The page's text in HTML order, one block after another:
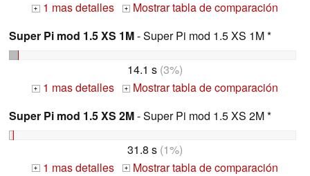
+ 1 mas detalles +
Mostrar tabla de comparación
Super Pi mod 1.5 XS 1M- Super Pi mod 1.5 XS 1M *
14.1 s (3%)
+ 1 mas detalles +
Mostrar tabla de comparación
Super Pi mod 1.5 XS 2M- Super Pi mod 1.5 XS 2M *
31.8 s (1%)
+ 1 mas detalles +
Mostrar tabla de comparación